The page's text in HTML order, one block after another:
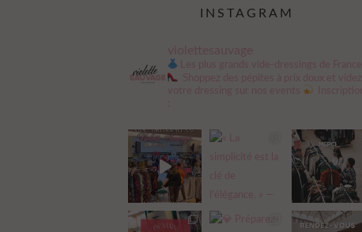
INSTAGRAM
violettesauvage
Les plus grands vide-dressings de France
Shoppez des pépites à prix doux et videz
votre dressing sur nos events
Inscription